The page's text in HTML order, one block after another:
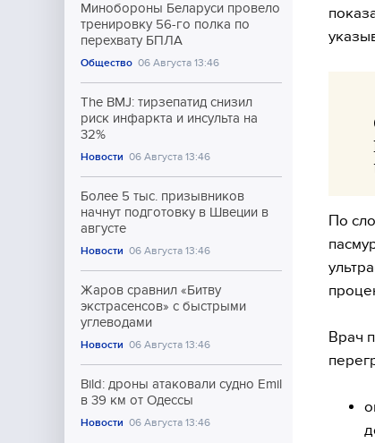
Минобороны Беларуси провело
тренировку 56-го полка по
перехвату БПЛА
Общество 06 Августа 13:46
The BMJ: тирзепатид снизил
риск инфаркта и инсульта на
32%
Новости 06 Августа 13:46
Более 5 тыс. призывников
начнут подготовку в Швеции в
августе
Новости 06 Августа 13:46
Жаров сравнил «Битву
экстрасенсов» с быстрыми
углеводами
Новости 06 Августа 13:46
Bild: дроны атаковали судно Emil
в 39 км от Одессы
Новости 06 Августа 13:46
По
Врач